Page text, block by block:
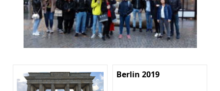
Berlin 2019